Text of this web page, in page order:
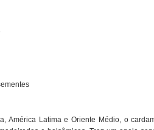
América Latima e Oriente Médio, o